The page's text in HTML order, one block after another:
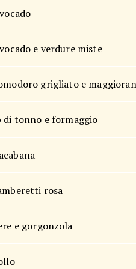
e verdure miste
grigliato e
di tonno e formaggio
rosa
e gorgonzola